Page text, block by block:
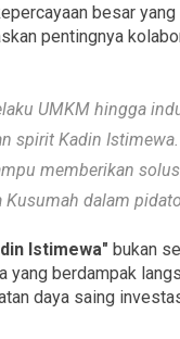
besar
pentingnya
UMKM hingga
spirit Kadin
memberikan
dalam
Istimewa" bukan
yang berdampak
daya saing